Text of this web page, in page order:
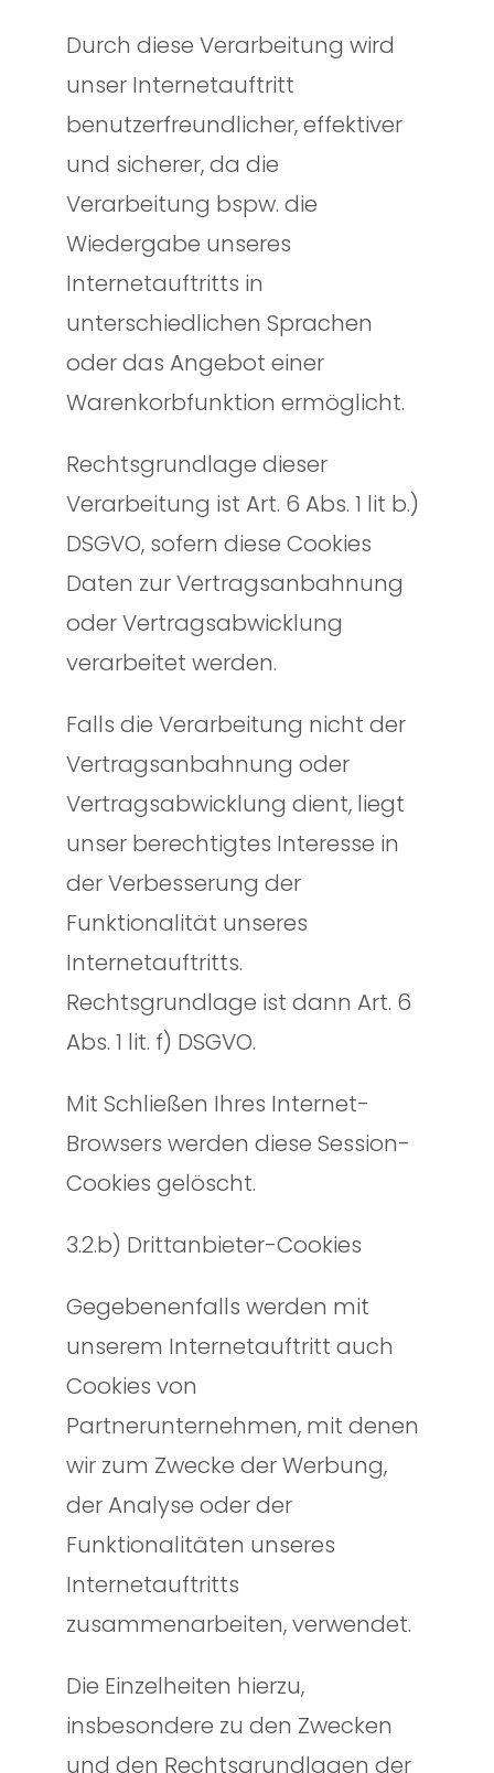
Durch diese Verarbeitung wird
unser Internetauftritt
benutzerfreundlicher, effektiver
und sicherer, da die
Verarbeitung bspw. die
Wiedergabe unseres
Internetauftritts in
unterschiedlichen Sprachen
oder das Angebot einer
Warenkorbfunktion ermöglicht.
Rechtsgrundlage dieser
Verarbeitung ist Art. 6 Abs. 1 lit b.)
DSGVO, sofern diese Cookies
Daten zur Vertragsanbahnung
oder Vertragsabwicklung
verarbeitet werden.
Falls die Verarbeitung nicht der
Vertragsanbahnung oder
Vertragsabwicklung dient, liegt
unser berechtigtes Interesse in
der Verbesserung der
Funktionalität unseres
Internetauftritts.
Rechtsgrundlage ist dann Art. 6
Abs. 1 lit. f) DSGVO.
Mit Schließen Ihres Internet-
Browsers werden diese Session-
Cookies gelöscht.
3.2.b) Drittanbieter-Cookies
Gegebenenfalls werden mit
unserem Internetauftritt auch
Cookies von
Partnerunternehmen, mit denen
wir zum Zwecke der Werbung,
der Analyse oder der
Funktionalitäten unseres
Internetauftritts
zusammenarbeiten, verwendet.
Die Einzelheiten hierzu,
insbesondere zu den Zwecken
und den Rechtsgrundlagen der